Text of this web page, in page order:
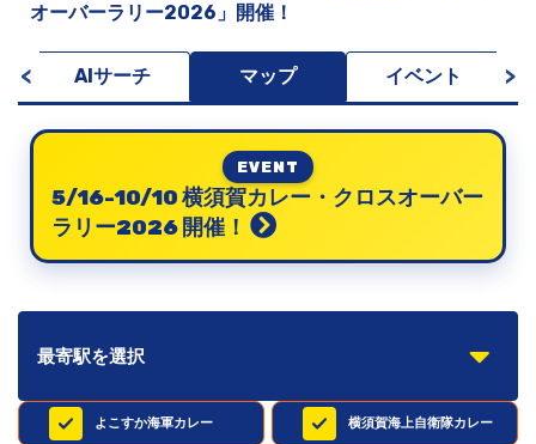
オーバーラリー2026」開催！
< AIサーチ マップ イベント >
EVENT
5/16-10/10 横須賀カレー・クロスオーバー
ラリー2026 開催！
最寄駅を選択
よこすか海軍カレー 横須賀海上自衛隊カレー